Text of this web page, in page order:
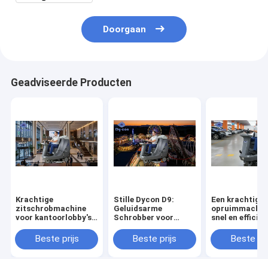
Doorgaan
Geadviseerde Producten
Krachtige
zitschrobmachine
voor kantoorlobby's |
Beste prijs
Stille Dycon D9:
Geluidsarme
Schrobber voor
in Themaparken.
Beste prijs
Een krachtige
snel en
schoonmaken
Beste